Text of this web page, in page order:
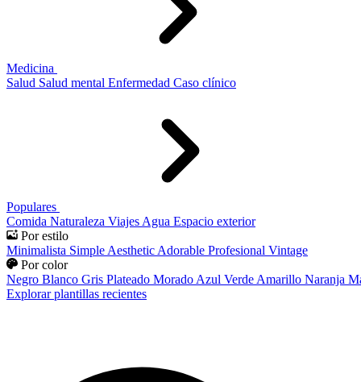
Medicina
Salud Salud mental Enfermedad Caso clínico
Populares
Comida Naturaleza Viajes Agua Espacio exterior
Por estilo
Minimalista Simple Aesthetic Adorable Profesional Vintage
Por color
Negro Blanco Gris Plateado Morado Azul Verde Amarillo Naranja
Explorar plantillas recientes